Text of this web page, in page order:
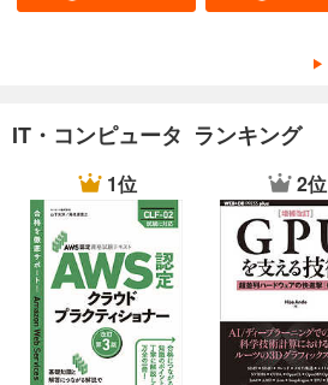
IT・コンピュータ ランキング
1位 2位